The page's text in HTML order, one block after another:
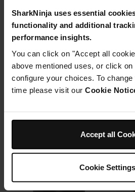
SharkNinja uses essential
functionality and additional
performance insights.
You can click on "Accept all
above mentioned uses, or click
configure your choices. To
time please visit our Cookie
Accept all
Cookie Settings
Modèle: CW90126EUI
0.0 (0)
89,99 €
Ajouter au panier
En